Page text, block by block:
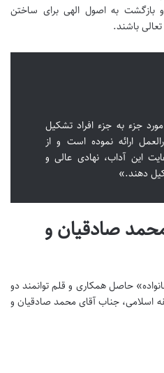
بازگشت به اصول الهی برای ساختن
باشند.
جزء به جزء افراد تشکیل
ارائه نموده است و از
این آداب، نهادی عالی و
دهند.»
صادقیان و
حاصل همکاری و قلم توانمند دو
اسلامی، جناب آقای محمد صادقیان و